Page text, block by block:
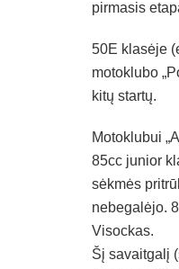
pirmasis
50E klasėje
motoklubo
kitų startų.
Motoklubui
85cc junior
sėkmės
nebegalėjo.
Visockas.
Šį savaitgalį